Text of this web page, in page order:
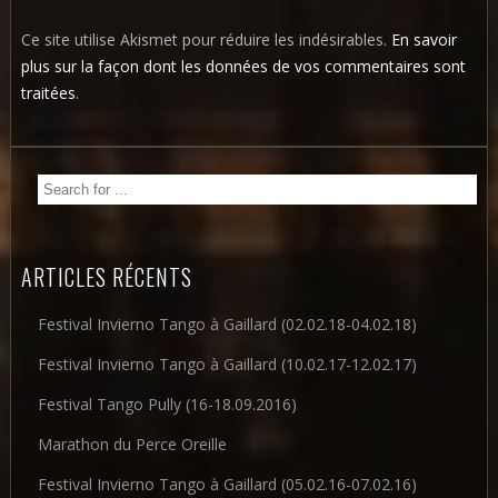
Ce site utilise Akismet pour réduire les indésirables. En savoir
plus sur la façon dont les données de vos commentaires sont
traitées.
ARTICLES RÉCENTS
Festival Invierno Tango à Gaillard (02.02.18-04.02.18)
Festival Invierno Tango à Gaillard (10.02.17-12.02.17)
Festival Tango Pully (16-18.09.2016)
Marathon du Perce Oreille
Festival Invierno Tango à Gaillard (05.02.16-07.02.16)